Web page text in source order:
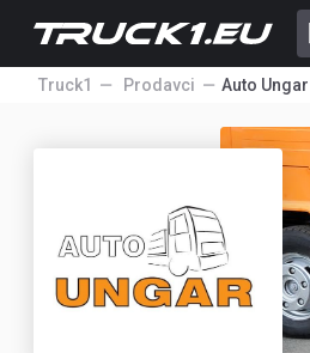
Truck1 Prodavci Auto